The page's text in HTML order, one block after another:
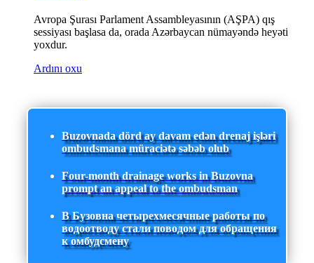
Avropa Şurası Parlament Assambleyasının (AŞPA) qış
sessiyası başlasa da, orada Azərbaycan nümayəndə heyəti
yoxdur.
Ardını oxu
Buzovnada dörd ay davam edən drenaj işləri
ombudsmana müraciətə səbəb olub
Four-month drainage works in Buzovna
prompt an appeal to the ombudsman
В Бузовна четырехмесячные работы по
водоотводу стали поводом для обращения
к омбудсмену